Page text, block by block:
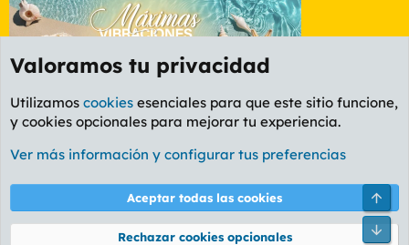
Foro General
Cookies
PL OLDSTYLE AMARILLO
Términos y reglas Política de privacidad Ayuda
Valoramos tu privacidad
Utilizamos cookies esenciales para que este sitio funcione,
y cookies opcionales para mejorar tu experiencia.
Ver más información y configurar tus preferencias
Aceptar todas las cookies
Rechazar cookies opcionales
Pie